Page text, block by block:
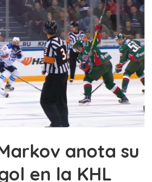
anota su
en la KHL